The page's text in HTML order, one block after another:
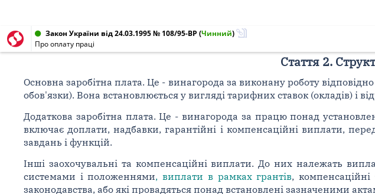
Закон України від 24.03.1995 № 108/95-ВР (Чинний)
Про оплату праці